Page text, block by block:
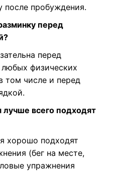
после пробуждения.
перед
перед
физических
том числе и перед
лучше всего подходят
хорошо подходят
(бег на месте,
упражнения